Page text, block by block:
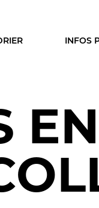
INFOS
LE
VOUS
En